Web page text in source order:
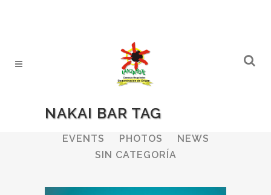
NAKAI BAR TAG
ALL WINERIES
BULLETIN
EVENTS
PHOTOS
NEWS
SIN CATEGORÍA